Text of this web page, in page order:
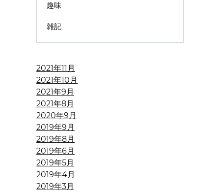
趣味
雑記
2021年11月
2021年10月
2021年9月
2021年8月
2020年9月
2019年9月
2019年8月
2019年6月
2019年5月
2019年4月
2019年3月